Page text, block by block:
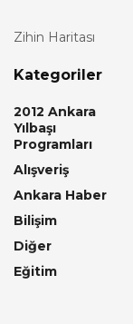
Zihin Haritası
Kategoriler
2012 Ankara
Yılbaşı
Programları
Alışveriş
Ankara Haber
Bilişim
Diğer
Eğitim